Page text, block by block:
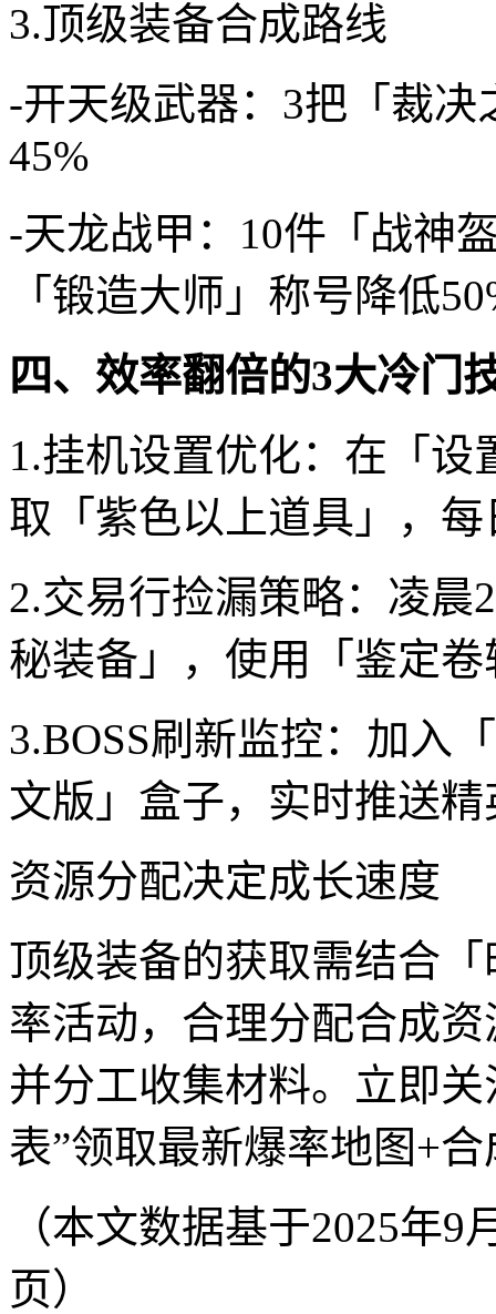
3.顶级装备合成路线
-开天级武器：3把「裁
45%
-天龙战甲：10件「战神
「锻造大师」称号降低
四、效率翻倍的3大冷门
1.挂机设置优化：在「
取「紫色以上道具」，
2.交易行捡漏策略：凌晨
秘装备」，使用「鉴定
3.BOSS刷新监控：加入
文版」盒子，实时推送
资源分配决定成长速度
顶级装备的获取需结合
率活动，合理分配合成
并分工收集材料。立即
表”领取最新爆率地图+
（本文数据基于2025年
页）